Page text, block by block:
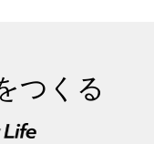
つくる